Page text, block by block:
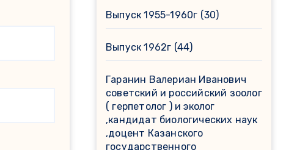
Выпуск 1955-1960г (30)
Выпуск 1962г (44)
Гаранин Валериан Иванович
советский и российский зоолог
( герпетолог ) и эколог
,кандидат биологических наук
,доцент Казанского
государственного